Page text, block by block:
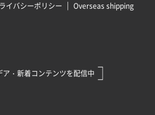
イバシーポリシー Overseas shipping